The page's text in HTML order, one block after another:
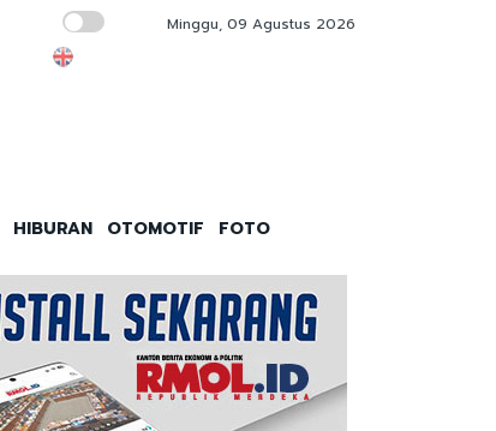
Penguatan Kopdes Merah Putih Kunci
Minggu, 09 Agustus 2026
HIBURAN OTOMOTIF FOTO